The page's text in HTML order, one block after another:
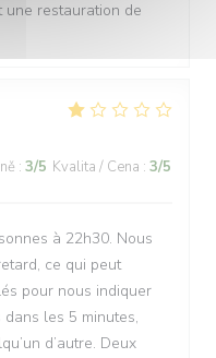
une restauration de
: 3/5 Kvalita / Cena : 3/5
à 22h30. Nous
ce qui peut
pour nous indiquer
dans les 5 minutes,
d’autre. Deux